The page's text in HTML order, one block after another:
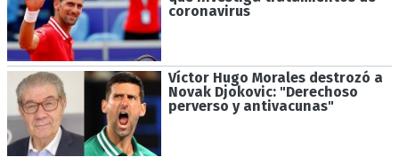
coronavirus
Víctor Hugo Morales destrozó a
Novak Djokovic: "Derechoso
perverso y antivacunas"